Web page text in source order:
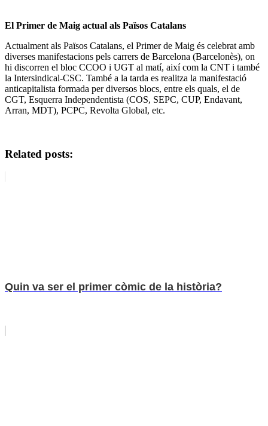
El Primer de Maig actual als Països Catalans
Actualment als Països Catalans, el Primer de Maig és celebrat amb
diverses manifestacions pels carrers de Barcelona (Barcelonès), on
hi discorren el bloc CCOO i UGT al matí, així com la CNT i també
la Intersindical-CSC. També a la tarda es realitza la manifestació
anticapitalista formada per diversos blocs, entre els quals, el de
CGT, Esquerra Independentista (COS, SEPC, CUP, Endavant,
Arran, MDT), PCPC, Revolta Global, etc.
Related posts:
Quin va ser el primer còmic de la història?